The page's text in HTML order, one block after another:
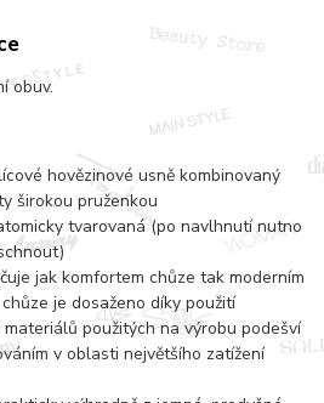
obuv.
hovězinové usně kombinovaný
širokou pruženkou
tvarovaná (po navlhnutí nutno
jak komfortem chůze tak moderním
je dosaženo díky použití
použitých na výrobu podešví
v oblasti největšího zatížení